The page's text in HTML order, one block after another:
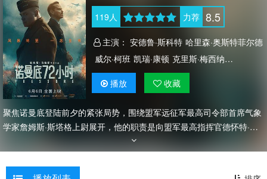
119人 力荐 8.5
主演： 安德鲁·斯科特 哈里森·奥斯特菲尔德
威尔·柯班 凯瑞·康顿 克里斯·梅西纳
迈克尔·本茨
戴米恩·路易斯
布兰登·费舍
康·奥尼尔 理查德·克洛西尔
托比·威廉姆斯 塔姆馨·托波尔斯基
亨利·阿什顿 麦克斯·克罗斯 丹尼尔·奎恩-托伊
杰米·B·钱伯斯 泰勒·厄特利 罗莎娜·布朗
播放 收藏
聚焦诺曼底登陆前夕的紧张局势，围绕盟军远征军最高司令部首席气象
学家詹姆斯·斯塔格上尉展开，他的职责是向盟军最高指挥官德怀特·戴
维·艾森豪威尔通报决定成败的天气状况。